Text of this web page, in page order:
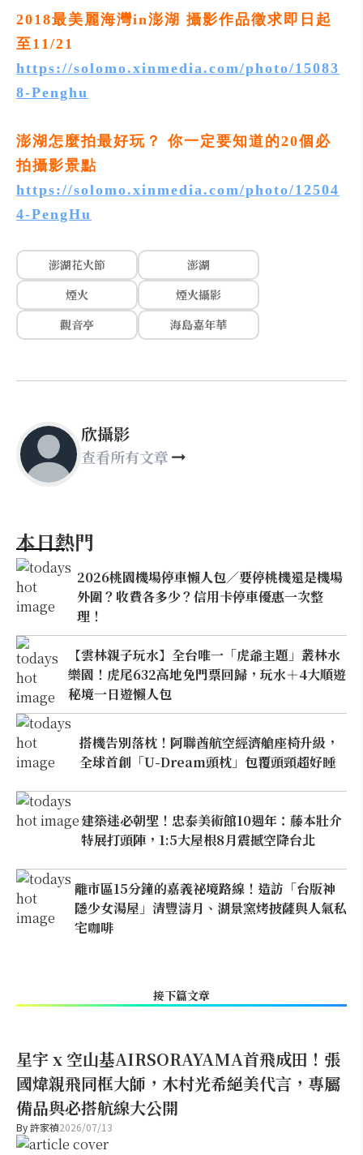
2018最美麗海灣in澎湖 攝影作品徵求即日起
至11/21
https://solomo.xinmedia.com/photo/15083
8-Penghu
澎湖怎麼拍最好玩？ 你一定要知道的20個必
拍攝影景點
https://solomo.xinmedia.com/photo/12504
4-PengHu
澎湖花火節
澎湖
煙火
煙火攝影
觀音亭
海島嘉年華
欣攝影
查看所有文章
本日熱門
2026桃園機場停車懶人包／要停桃機還是機場
外圍？收費各多少？信用卡停車優惠一次整
理！
【雲林親子玩水】全台唯一「虎爺主題」叢林水
樂園！虎尾632高地免門票回歸，玩水＋4大順遊
秘境一日遊懶人包
搭機告別落枕！阿聯酋航空經濟艙座椅升級，
全球首創「U-Dream頭枕」包覆頭頸超好睡
建築迷必朝聖！忠泰美術館10週年：藤本壯介
特展打頭陣，1:5大屋根8月震撼空降台北
離市區15分鐘的嘉義祕境路線！造訪「台版神
隱少女湯屋」清豐濤月、湖景窯烤披薩與人氣私
宅咖啡
接下篇文章
星宇 x 空山基AIRSORAYAMA首飛成田！張
國煒親飛同框大師，木村光希絕美代言，專屬
備品與必搭航線大公開
By許家禎2026/07/13